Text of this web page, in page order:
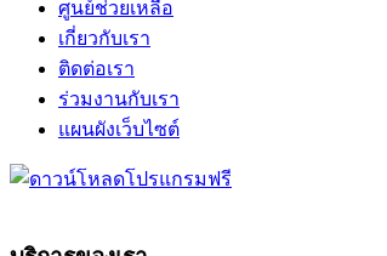
ศูนย์ช่วยเหลือ
เกี่ยวกับเรา
ติดต่อเรา
ร่วมงานกับเรา
แผนผังเว็บไซต์